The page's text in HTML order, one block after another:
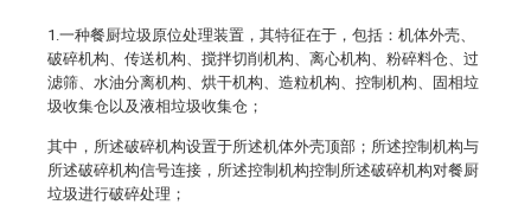
1.一种餐厨垃圾原位处理装置，其特征在于，包括：机体外壳、
破碎机构、传送机构、搅拌切削机构、离心机构、粉碎料仓、过
滤筛、水油分离机构、烘干机构、造粒机构、控制机构、固相垃
圾收集仓以及液相垃圾收集仓；
其中，所述破碎机构设置于所述机体外壳顶部；所述控制机构与
所述破碎机构信号连接，所述控制机构控制所述破碎机构对餐厨
垃圾进行破碎处理；